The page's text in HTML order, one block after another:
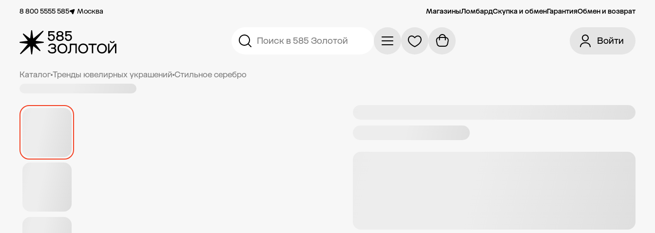
8 800 5555 585 Москва МагазиныЛомбардСкупка и обменГарантияОбмен и возврат
Поиск в 585 Золотой Войти
Каталог Тренды ювелирных украшений Стильное серебро